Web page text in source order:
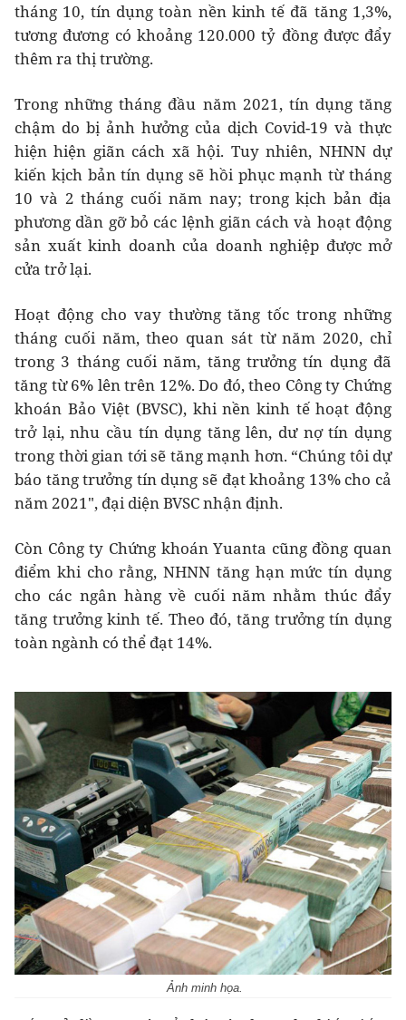
tháng 10, tín dụng toàn nền kinh tế đã tăng 1,3%,
tương đương có khoảng 120.000 tỷ đồng được đẩy
thêm ra thị trường.
Trong những tháng đầu năm 2021, tín dụng tăng
chậm do bị ảnh hưởng của dịch Covid-19 và thực
hiện hiện giãn cách xã hội. Tuy nhiên, NHNN dự
kiến kịch bản tín dụng sẽ hồi phục mạnh từ tháng
10 và 2 tháng cuối năm nay; trong kịch bản địa
phương dần gỡ bỏ các lệnh giãn cách và hoạt động
sản xuất kinh doanh của doanh nghiệp được mở
cửa trở lại.
Hoạt động cho vay thường tăng tốc trong những
tháng cuối năm, theo quan sát từ năm 2020, chỉ
trong 3 tháng cuối năm, tăng trưởng tín dụng đã
tăng từ 6% lên trên 12%. Do đó, theo Công ty Chứng
khoán Bảo Việt (BVSC), khi nền kinh tế hoạt động
trở lại, nhu cầu tín dụng tăng lên, dư nợ tín dụng
trong thời gian tới sẽ tăng mạnh hơn. “Chúng tôi dự
báo tăng trưởng tín dụng sẽ đạt khoảng 13% cho cả
năm 2021", đại diện BVSC nhận định.
Còn Công ty Chứng khoán Yuanta cũng đồng quan
điểm khi cho rằng, NHNN tăng hạn mức tín dụng
cho các ngân hàng về cuối năm nhằm thúc đẩy
tăng trưởng kinh tế. Theo đó, tăng trưởng tín dụng
toàn ngành có thể đạt 14%.
Ảnh minh họa.